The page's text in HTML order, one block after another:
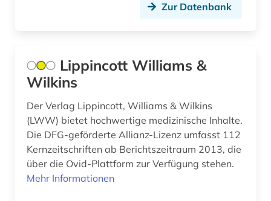
Zur Datenbank
Lippincott Williams &
Wilkins
Der Verlag Lippincott, Williams & Wilkins
(LWW) bietet hochwertige medizinische Inhalte.
Die DFG-geförderte Allianz-Lizenz umfasst 112
Kernzeitschriften ab Berichtszeitraum 2013, die
über die Ovid-Plattform zur Verfügung stehen.
Mehr Informationen